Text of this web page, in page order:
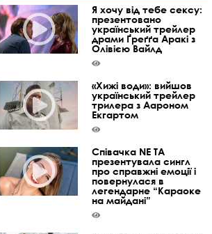
Я хочу від тебе сексу:
презентовано
український трейлер
драми Ґреґґа Аракі з
Олівією Вайлд
«Хижі води»: вийшов
український трейлер
трилера з Аароном
Екгартом
Співачка NE TA
презентувала сингл
про справжні емоції і
повернулася в
легендарне “Караоке
на майдані”